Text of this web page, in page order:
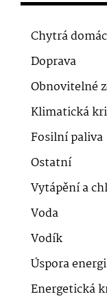
Chytrá
Doprava
Obnovitelné
Klimatická
Fosilní paliva
Ostatní
Vytápění a
Voda
Vodík
Úspora
Energetická